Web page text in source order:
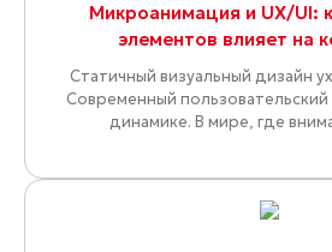
Микроанимация и UX/UI:
элементов влияет на
Статичный визуальный дизайн
Современный
динамике. В мире, где